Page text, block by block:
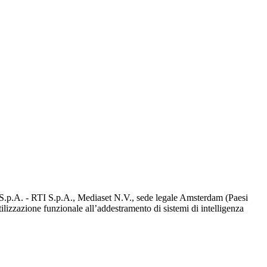
- RTI S.p.A., Mediaset N.V., sede legale Amsterdam (Paesi
funzionale all’addestramento di sistemi di intelligenza